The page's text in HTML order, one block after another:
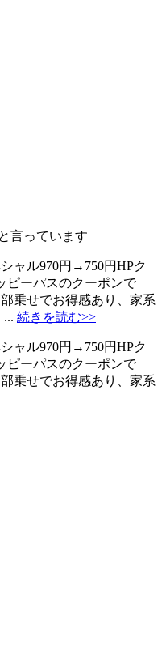
言っています
ャル970円→750円HPク
ピーパスのクーポンで
乗せでお得感あり、家系
... 続きを読む>>
ャル970円→750円HPク
ピーパスのクーポンで
乗せでお得感あり、家系